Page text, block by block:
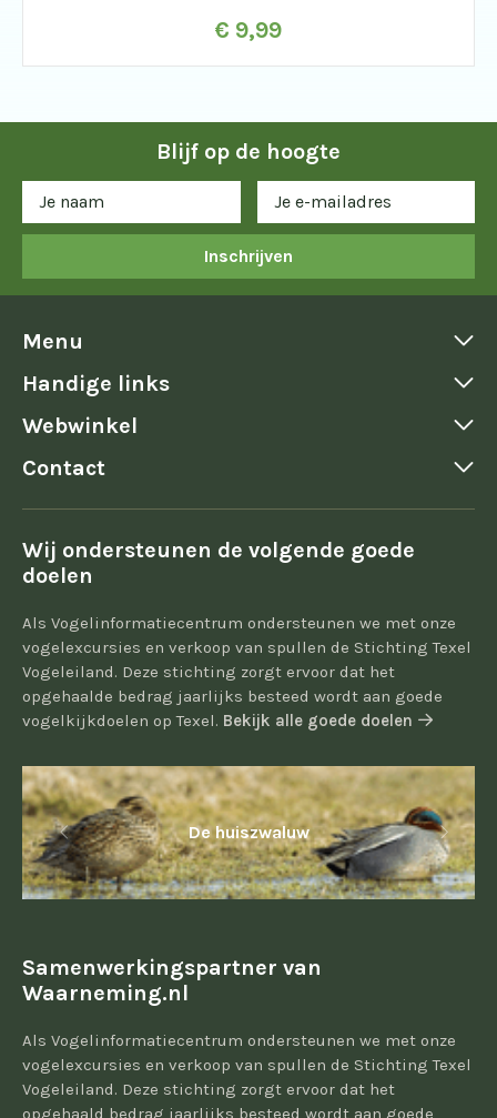
€ 9,99
Blijf op de hoogte
Inschrijven
Menu
Handige links
Webwinkel
Contact
Wij ondersteunen de volgende goede
doelen
Als Vogelinformatiecentrum ondersteunen we met onze
vogelexcursies en verkoop van spullen de Stichting Texel
Vogeleiland. Deze stichting zorgt ervoor dat het
opgehaalde bedrag jaarlijks besteed wordt aan goede
vogelkijkdoelen op Texel. Bekijk alle goede doelen
De huiszwaluw
Samenwerkingspartner van
Waarneming.nl
Als Vogelinformatiecentrum ondersteunen we met onze
vogelexcursies en verkoop van spullen de Stichting Texel
Vogeleiland. Deze stichting zorgt ervoor dat het
opgehaald bedrag jaarlijks besteed wordt aan goede